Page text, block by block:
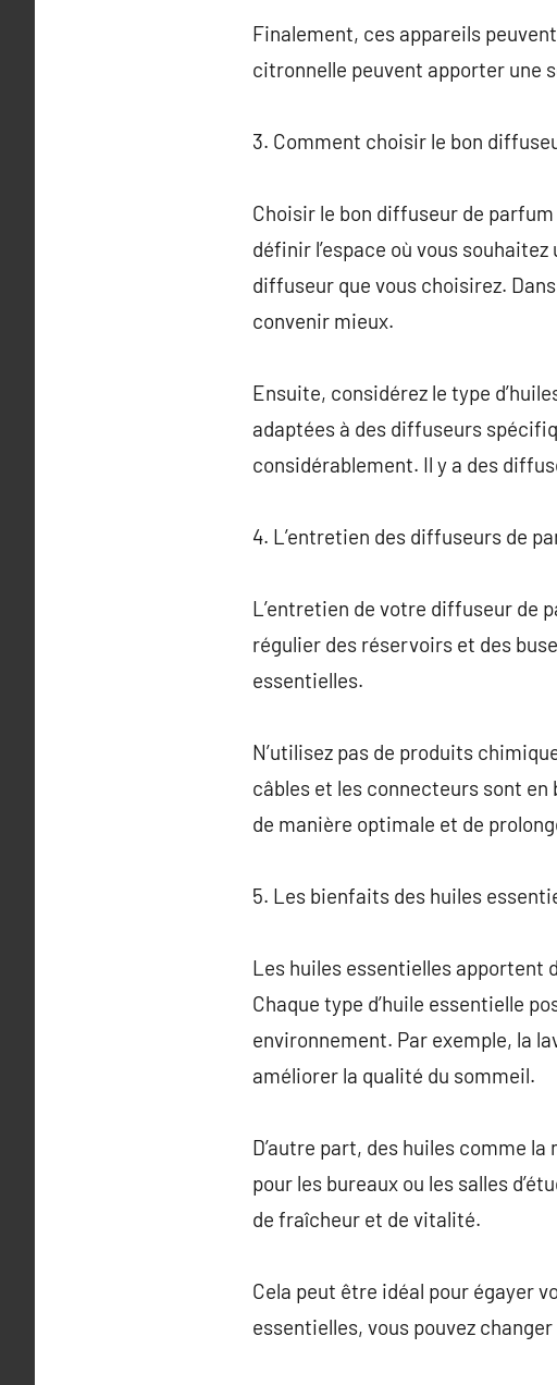
Finalement, ces appareils
citronnelle peuvent apporter une
3. Comment choisir le bon
Choisir le bon diffuseur de
définir l’espace où vous
diffuseur que vous choisirez.
convenir mieux.
Ensuite, considérez le type
adaptées à des diffuseurs
considérablement. Il y a des
4. L’entretien des diffuseurs de
L’entretien de votre diffuseur de
régulier des réservoirs et des
essentielles.
N’utilisez pas de produits
câbles et les connecteurs sont
de manière optimale et de
5. Les bienfaits des huiles
Les huiles essentielles apportent
Chaque type d’huile essentielle
environnement. Par exemple, la
améliorer la qualité du sommeil.
D’autre part, des huiles comme
pour les bureaux ou les salles
de fraîcheur et de vitalité.
Cela peut être idéal pour égayer
essentielles, vous pouvez